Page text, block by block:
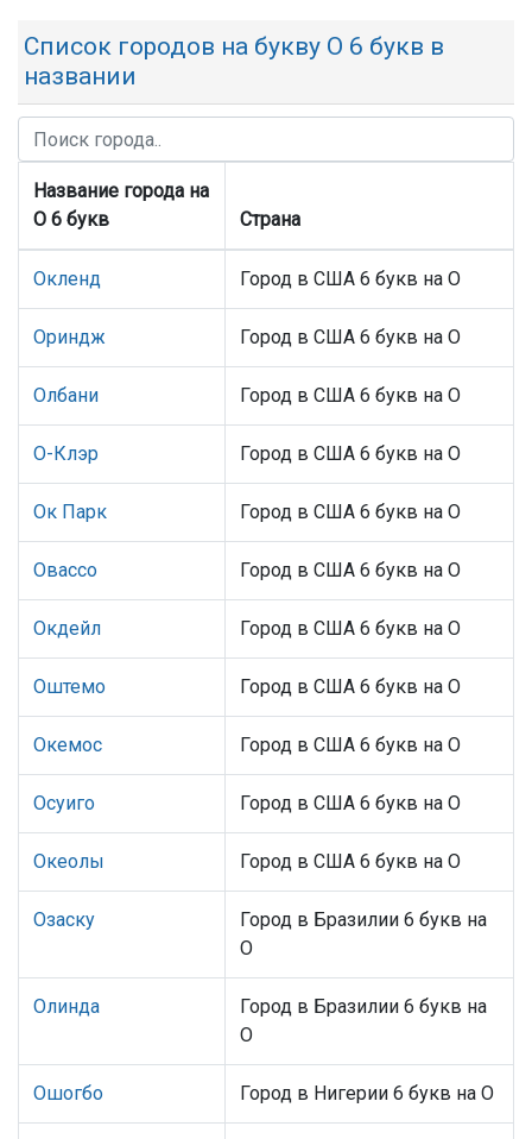
Список городов на букву О 6 букв в
названии
Название города на
О 6 букв
Страна
Окленд Город в США 6 букв на О
Ориндж Город в США 6 букв на О
Олбани Город в США 6 букв на О
О-Клэр Город в США 6 букв на О
Ок Парк Город в США 6 букв на О
Овассо Город в США 6 букв на О
Окдейл Город в США 6 букв на О
Оштемо Город в США 6 букв на О
Окемос Город в США 6 букв на О
Осуиго Город в США 6 букв на О
Океолы Город в США 6 букв на О
Озаску
Город в Бразилии 6 букв на
О
Олинда
Город в Бразилии 6 букв на
О
Ошогбо Город в Нигерии 6 букв на О